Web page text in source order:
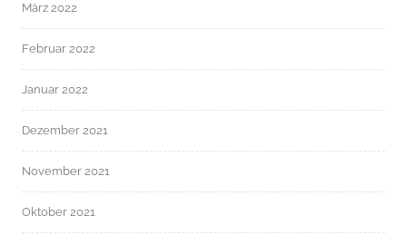
März 2022
Februar 2022
Januar 2022
Dezember 2021
November 2021
Oktober 2021